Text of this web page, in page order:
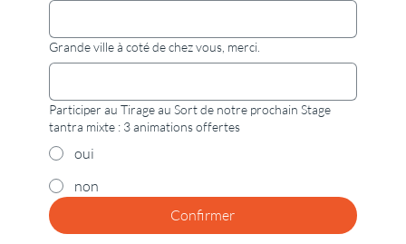
Grande ville à coté de chez vous, merci.
Participer au Tirage au Sort de notre prochain Stage
tantra mixte : 3 animations offertes
oui
non
Confirmer